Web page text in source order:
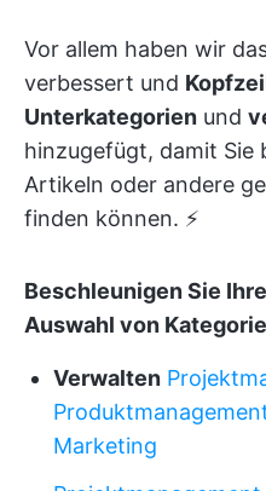
Vor allem haben wir
verbessert und
Unterkategorien und
hinzugefügt, damit Sie
Artikeln oder andere
finden können. ⚡️
Beschleunigen Sie
Auswahl von
Verwalten
Marketing